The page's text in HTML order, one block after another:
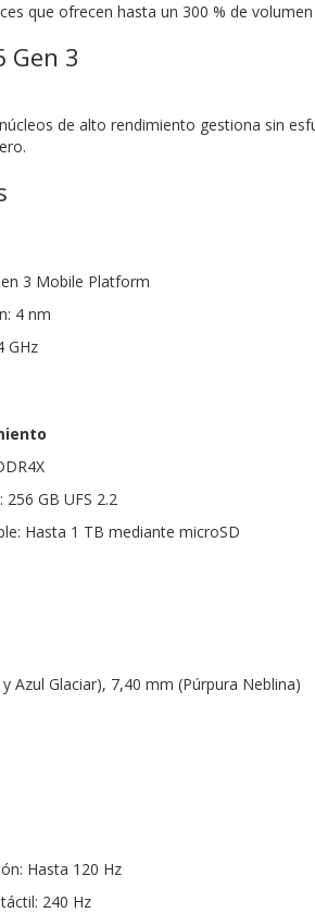
que ofrecen hasta un 300 % de
Gen 3
de alto rendimiento gestiona sin
3 Mobile Platform
4 nm
GHz
GB UFS 2.2
Hasta 1 TB mediante microSD
Azul Glaciar), 7,40 mm (Púrpura Neblina)
Hasta 120 Hz
240 Hz